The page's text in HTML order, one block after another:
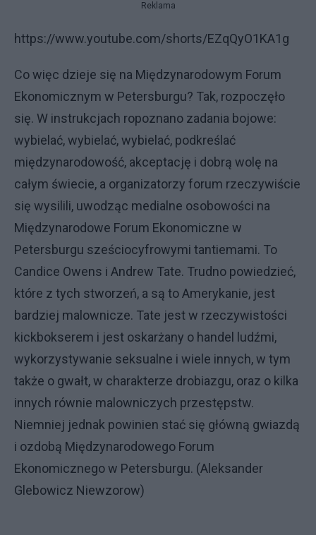
Reklama
https://www.youtube.com/shorts/EZqQyO1KA1g
Co więc dzieje się na Międzynarodowym Forum
Ekonomicznym w Petersburgu? Tak, rozpoczęło
się. W instrukcjach ropoznano zadania bojowe:
wybielać, wybielać, wybielać, podkreślać
międzynarodowość, akceptację i dobrą wolę na
całym świecie, a organizatorzy forum rzeczywiście
się wysilili, uwodząc medialne osobowości na
Międzynarodowe Forum Ekonomiczne w
Petersburgu sześciocyfrowymi tantiemami. To
Candice Owens i Andrew Tate. Trudno powiedzieć,
które z tych stworzeń, a są to Amerykanie, jest
bardziej malownicze. Tate jest w rzeczywistości
kickbokserem i jest oskarżany o handel ludźmi,
wykorzystywanie seksualne i wiele innych, w tym
także o gwałt, w charakterze drobiazgu, oraz o kilka
innych równie malowniczych przestępstw.
Niemniej jednak powinien stać się główną gwiazdą
i ozdobą Międzynarodowego Forum
Ekonomicznego w Petersburgu. (Aleksander
Glebowicz Niewzorow)